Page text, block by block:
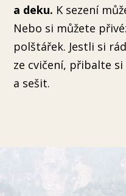
a deku. K sezení
Nebo si můžete
polštářek. Jestli si
ze cvičení, přibalte
a sešit.